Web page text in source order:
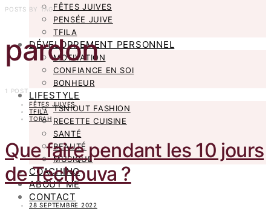
FÊTES JUIVES
PENSÉE JUIVE
TFILA
DÉVELOPPEMENT PERSONNEL
MOTIVATION
CONFIANCE EN SOI
BONHEUR
LIFESTYLE
TSNIOUT FASHION
RECETTE CUISINE
SANTÉ
BEAUTÉ
MUSIQUE
COACHING
ABOUT ME
CONTACT
POSTS BY TAG
pardon
1 POST
FÊTES JUIVES
TFILA
TORAH
Que faire pendant les 10 jours
de Techouva ?
28 SEPTEMBRE 2022